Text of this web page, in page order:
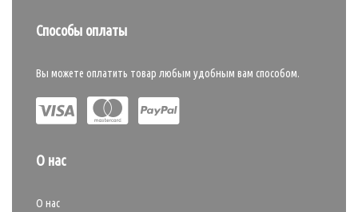
Способы оплаты
Вы можете оплатить товар любым удобным вам способом.
О нас
О нас